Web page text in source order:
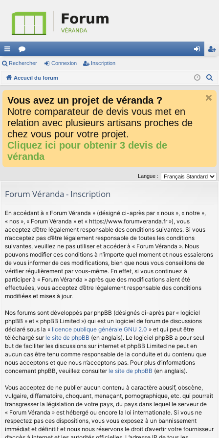
ac
co
ci
or
u
s
ne cri
Rechercher Connexion Inscription
Accueil du forum
r
Vous avez un projet de véranda ?
Notre comparateur de devis vous met en
relation avec plusieurs artisans proches de
chez vous pour votre projet.
Cliquez ici pour obtenir 3 devis de
véranda
Langue :
Forum Véranda - Inscription
En accédant à « Forum Véranda » (désigné ci-après par « nous », « notre »,
« nos », « Forum Véranda » et « https://www.forumveranda.fr »), vous
acceptez d’être légalement responsable des conditions suivantes. Si vous
n’acceptez pas d’être légalement responsable de toutes les conditions
suivantes, veuillez ne pas utiliser et accéder à « Forum Véranda ». Nous
pouvons modifier ces conditions à n’importe quel moment et nous essaierons
de vous informer de ces modifications, bien que nous vous conseillons de
vérifier régulièrement par vous-même. En effet, si vous continuez à
participer à « Forum Véranda » après que des modifications aient été
effectuées, vous acceptez d’être légalement responsable des conditions
modifiées et mises à jour.
Nos forums sont développés par phpBB (désignés ci-après par « logiciel
phpBB » et « phpBB Limited ») qui est un logiciel de forum de discussions
déclaré sous la « licence publique générale GNU 2.0 » et qui peut être
téléchargé sur le site de phpBB (en anglais). Le logiciel phpBB a pour seul
but de faciliter les discussions sur internet et phpBB Limited ne peut en
aucun cas être tenu comme responsable de la conduite et du contenu que
nous acceptons et que nous n’acceptons pas. Pour plus d’informations
concernant phpBB, veuillez consulter le site de phpBB (en anglais).
Vous acceptez de ne publier aucun contenu à caractère abusif, obscène,
vulgaire, diffamatoire, choquant, menaçant, pornographique, etc. qui pourrait
transgresser la législation de votre pays, du pays dans lequel le serveur de
« Forum Véranda » est hébergé ou encore la loi internationale. Si vous ne
respectez pas ces dispositions, vous vous exposez à un bannissement
immédiat et définitif et nous nous réservons le droit d’avertir votre fournisseur